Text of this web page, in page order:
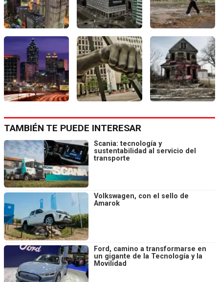
TAMBIÉN TE PUEDE INTERESAR
Scania: tecnología y
sustentabilidad al servicio del
transporte
Volkswagen, con el sello de
Amarok
Ford, camino a transformarse en
un gigante de la Tecnología y la
Movilidad